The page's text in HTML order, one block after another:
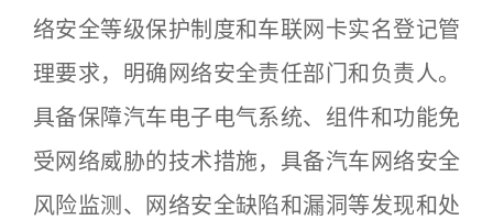
络安全等级保护制度和车联网卡实名登记管
理要求，明确网络安全责任部门和负责人。
具备保障汽车电子电气系统、组件和功能免
受网络威胁的技术措施，具备汽车网络安全
风险监测、网络安全缺陷和漏洞等发现和处